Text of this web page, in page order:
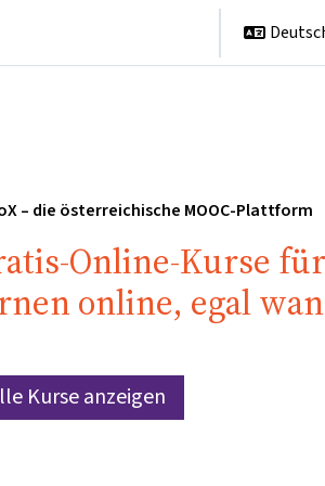
– die österreichische MOOC-Plattform
Online-Kurse
online, egal
Kurse anzeigen